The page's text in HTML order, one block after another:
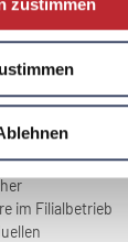
zustimmen
der
fürIhr
liegt in der
im Filialbetrieb